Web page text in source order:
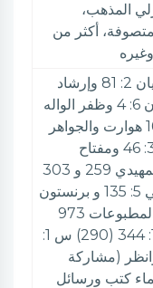
المذهب،
أكثر من
الأعلام 7: 178& وفيات الأعيان 2: 81 وإرشاد
الأريب 7: 147 ولسان الميزان 6: 4 وظفر الواله
1: 125 ونزهة الالبا 469 و 166 هوارت والجواهر
المضية 2: 160 وآداب اللغة 3: 46 ومفتاح
السعادة 1: 431 والفهرس التمهيدي 259 و 303
ومجلة المجمع العلمي العربي 5: 135 و برنستون
79 وانظر فهرسته. ومعجم المطبوعات 973
والتاج 3: 242 وراجع بروك 1: 344 (290) س 1:
وشعر الظاهرية 158 وانظر (مشاركة
ففيه أسماء كتب ورسائل